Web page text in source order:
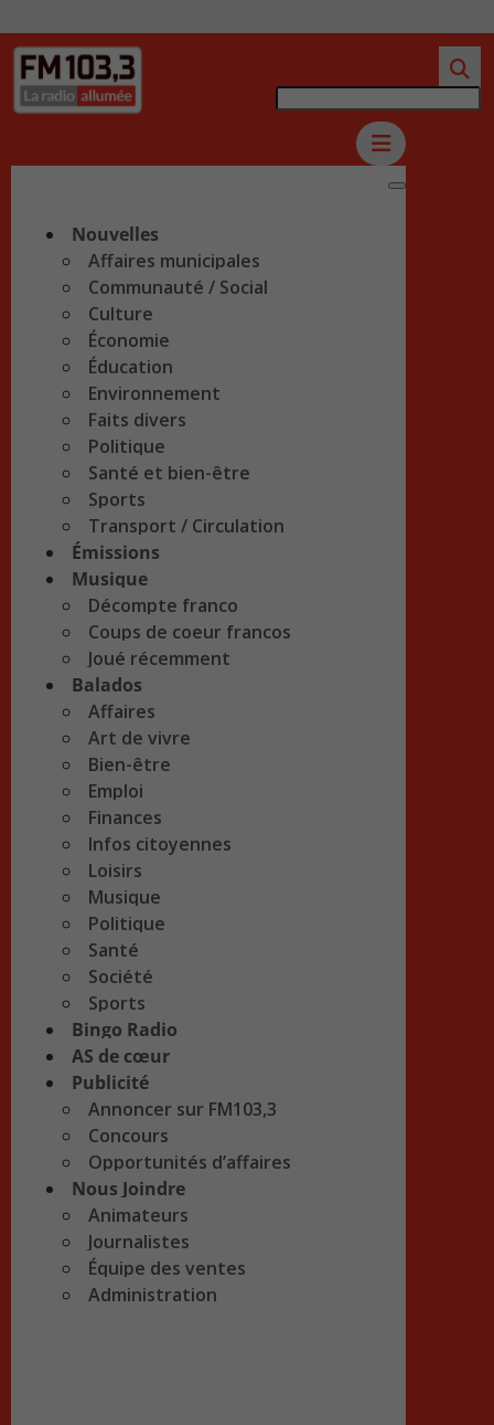
Nouvelles
Affaires municipales
Communauté / Social
Culture
Économie
Éducation
Environnement
Faits divers
Politique
Santé et bien-être
Sports
Transport / Circulation
Émissions
Musique
Décompte franco
Coups de coeur francos
Joué récemment
Balados
Affaires
Art de vivre
Bien-être
Emploi
Finances
Infos citoyennes
Loisirs
Musique
Politique
Santé
Société
Sports
Bingo Radio
AS de cœur
Publicité
Annoncer sur FM103,3
Concours
Opportunités d’affaires
Nous Joindre
Animateurs
Journalistes
Équipe des ventes
Administration